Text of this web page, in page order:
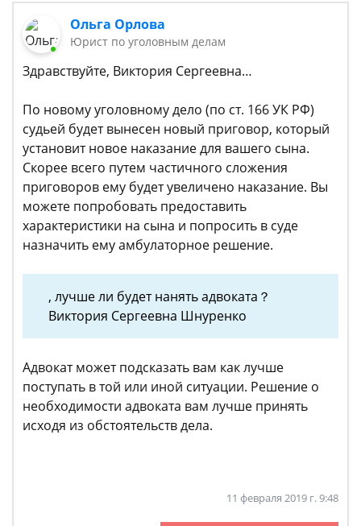
Ольга Орлова
Юрист по уголовным делам
Здравствуйте, Виктория Сергеевна…
По новому уголовному дело (по ст. 166 УК РФ)
судьей будет вынесен новый приговор, который
установит новое наказание для вашего сына.
Скорее всего путем частичного сложения
приговоров ему будет увеличено наказание. Вы
можете попробовать предоставить
характеристики на сына и попросить в суде
назначить ему амбулаторное решение.
, лучше ли будет нанять адвоката？
Виктория Сергеевна Шнуренко
Адвокат может подсказать вам как лучше
поступать в той или иной ситуации. Решение о
необходимости адвоката вам лучше принять
исходя из обстоятельств дела.
11 февраля 2019 г. 9:48